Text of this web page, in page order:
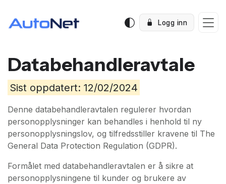
Logg inn
Databehandleravtale
Sist oppdatert: 12/02/2024
Denne databehandleravtalen regulerer hvordan
personopplysninger kan behandles i henhold til ny
personopplysningslov, og tilfredsstiller kravene til The
General Data Protection Regulation (GDPR).
Formålet med databehandleravtalen er å sikre at
personopplysningene til kunder og brukere av